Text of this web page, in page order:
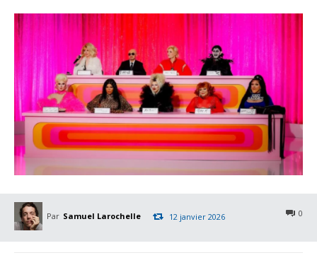
Par Samuel Larochelle 0
12 janvier 2026